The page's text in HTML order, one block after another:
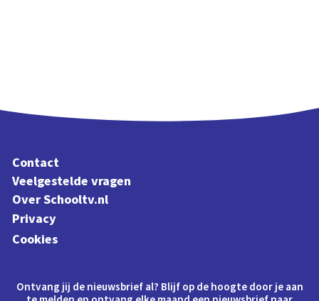
Contact
Veelgestelde vragen
Over Schooltv.nl
Privacy
Cookies
Ontvang jij de nieuwsbrief al? Blijf op de hoogte door je aan